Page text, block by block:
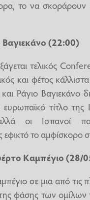
το να σκοράρουν
(22:00)
τελικός
και φέτος
Ράγιο Βαγιεκάνο
τίτλο της
οι Ισπανοί
το αμφίσκορο
Καμπέγιο (28/
σε μια από τις
της φάσης των